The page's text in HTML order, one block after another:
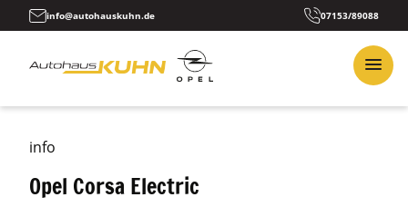
info@autohauskuhn.de 07153/89088
info
Opel Corsa Electric